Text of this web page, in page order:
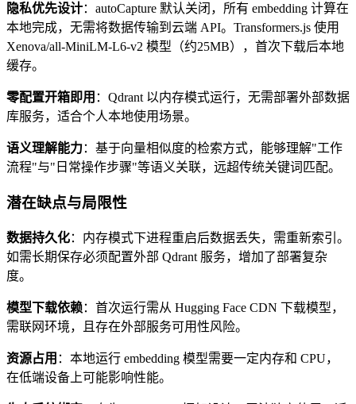
隐私优先设计：autoCapture 默认关闭，所有 embedding 计算在
本地完成，无需将数据传输到云端 API。Transformers.js 使用
Xenova/all-MiniLM-L6-v2 模型（约25MB），首次下载后本地
缓存。
零配置开箱即用 ：Qdrant 以内存模式运行，无需部署外部数据
库服务，适合个人本地使用场景。
语义理解能力：基于向量相似度的检索方式，能够理解"工作
流程"与"日常操作步骤"等语义关联，远超传统关键词匹配。
潜在缺点与局限性
数据持久化：内存模式下进程重启后数据丢失，需重新索引。
如需长期保存必须配置外部 Qdrant 服务，增加了部署复杂
度。
模型下载依赖：首次运行需从 Hugging Face CDN 下载模型，
需联网环境，且存在外部服务可用性风险。
资源占用 ：本地运行 embedding 模型需要一定内存和 CPU，
在低端设备上可能影响性能。